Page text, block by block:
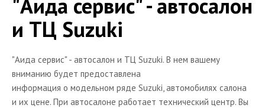
"Аида сервис" - автосалон
и ТЦ Suzuki
"Аида сервис" - автосалон и ТЦ Suzuki. В нем вашему
вниманию будет предоставлена
информация о модельном ряде Suzuki, автомобилях салона
и их цене. При автосалоне работает технический центр. Вы